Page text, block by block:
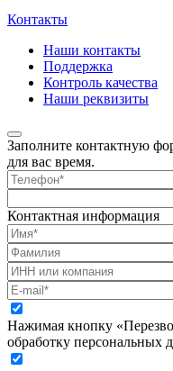
Контакты
Наши контакты
Поддержка
Контроль качества
Наши реквизиты
Заполните контактную
для вас время.
Контактная информация
Нажимая кнопку
обработку персональных